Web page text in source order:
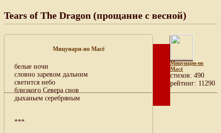
Tears of The Dragon (прощание с весной)
Мицунари-но Масё
белые ночи
словно заревом дальним
светится небо
близкого Севера снов
дыханьем серебряным
***
Мицунари-но
Масё
cтихов: 490
рейтинг: 11290